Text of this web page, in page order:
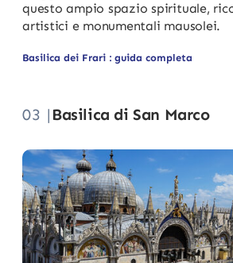
questo ampio spazio spirituale,
artistici e monumentali mausolei.
Basilica dei Frari : guida completa
03 |Basilica di San Marco